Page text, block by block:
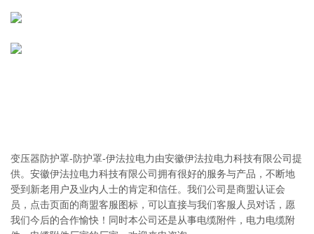
变压器防护罩-防护罩-伊法拉电力由安徽伊法拉电力科技有限公司提
供。安徽伊法拉电力科技有限公司拥有很好的服务与产品，不断地
受到新老用户及业内人士的肯定和信任。我们公司是商盟认证会
员，点击页面的商盟客服图标，可以直接与我们客服人员对话，愿
我们今后的合作愉快！同时本公司还是从事电缆附件，电力电缆附